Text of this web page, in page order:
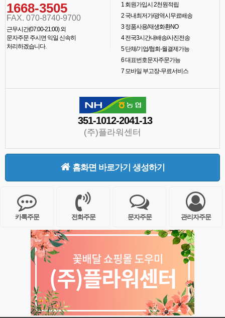
1668-3505
FAX. 070-8740-9700
근무시간(07:00-21:00) 외
문자주문 주시면 익일 신속히
처리하겠습니다.
1회원가입시 2천원적립
2국내최저가/광역시무료배송
3정품사용/재생화환NO
4전국3시간내배송/사진전송
5단체/기업/협회-월결제가능
6대표번호문자주문가능
7모바일 부고장-무료서비스
351-1012-2041-13
(주)플라워센터
홈화면 바로가기 생성하기
카톡주문 전화주문 문자주문 관리자주문